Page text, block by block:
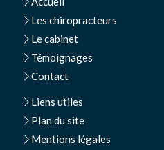
Les chiropracteurs
Le cabinet
Témoignages
Contact
Liens utiles
Plan du site
Mentions légales